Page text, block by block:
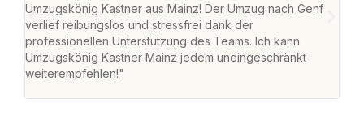
Umzugskönig Kastner aus Mainz! Der Umzug nach Genf
verlief reibungslos und stressfrei dank der
professionellen Unterstützung des Teams. Ich kann
Umzugskönig Kastner Mainz jedem uneingeschränkt
weiterempfehlen!"